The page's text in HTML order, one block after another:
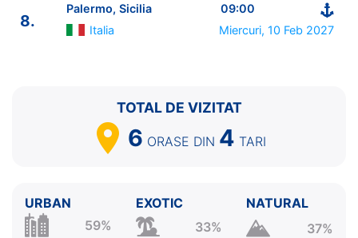
6.
Genova Italia 09:00 - 17:00
7. Napoli Italia
8.
Palermo, Sicilia
09:00
Italia
Miercuri, 10 Feb 2027
TOTAL DE VIZITAT
6 ORASE DIN 4 TARI
URBAN
59%
EXOTIC
33%
NATURAL
37%